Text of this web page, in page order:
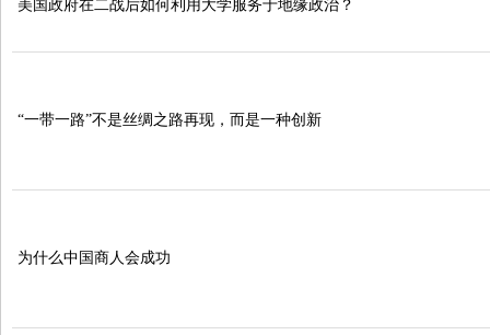
美国政府在二战后如何利用大学服务于地缘政治？
“一带一路”不是丝绸之路再现，而是一种创新
为什么中国商人会成功